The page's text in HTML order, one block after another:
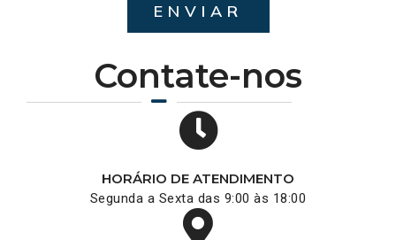
Contate-nos
HORÁRIO DE ATENDIMENTO
Segunda a Sexta das 9:00 às 18:00
ENVIAR